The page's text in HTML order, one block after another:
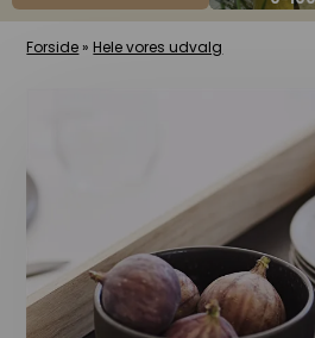
Forside » Hele vores udvalg